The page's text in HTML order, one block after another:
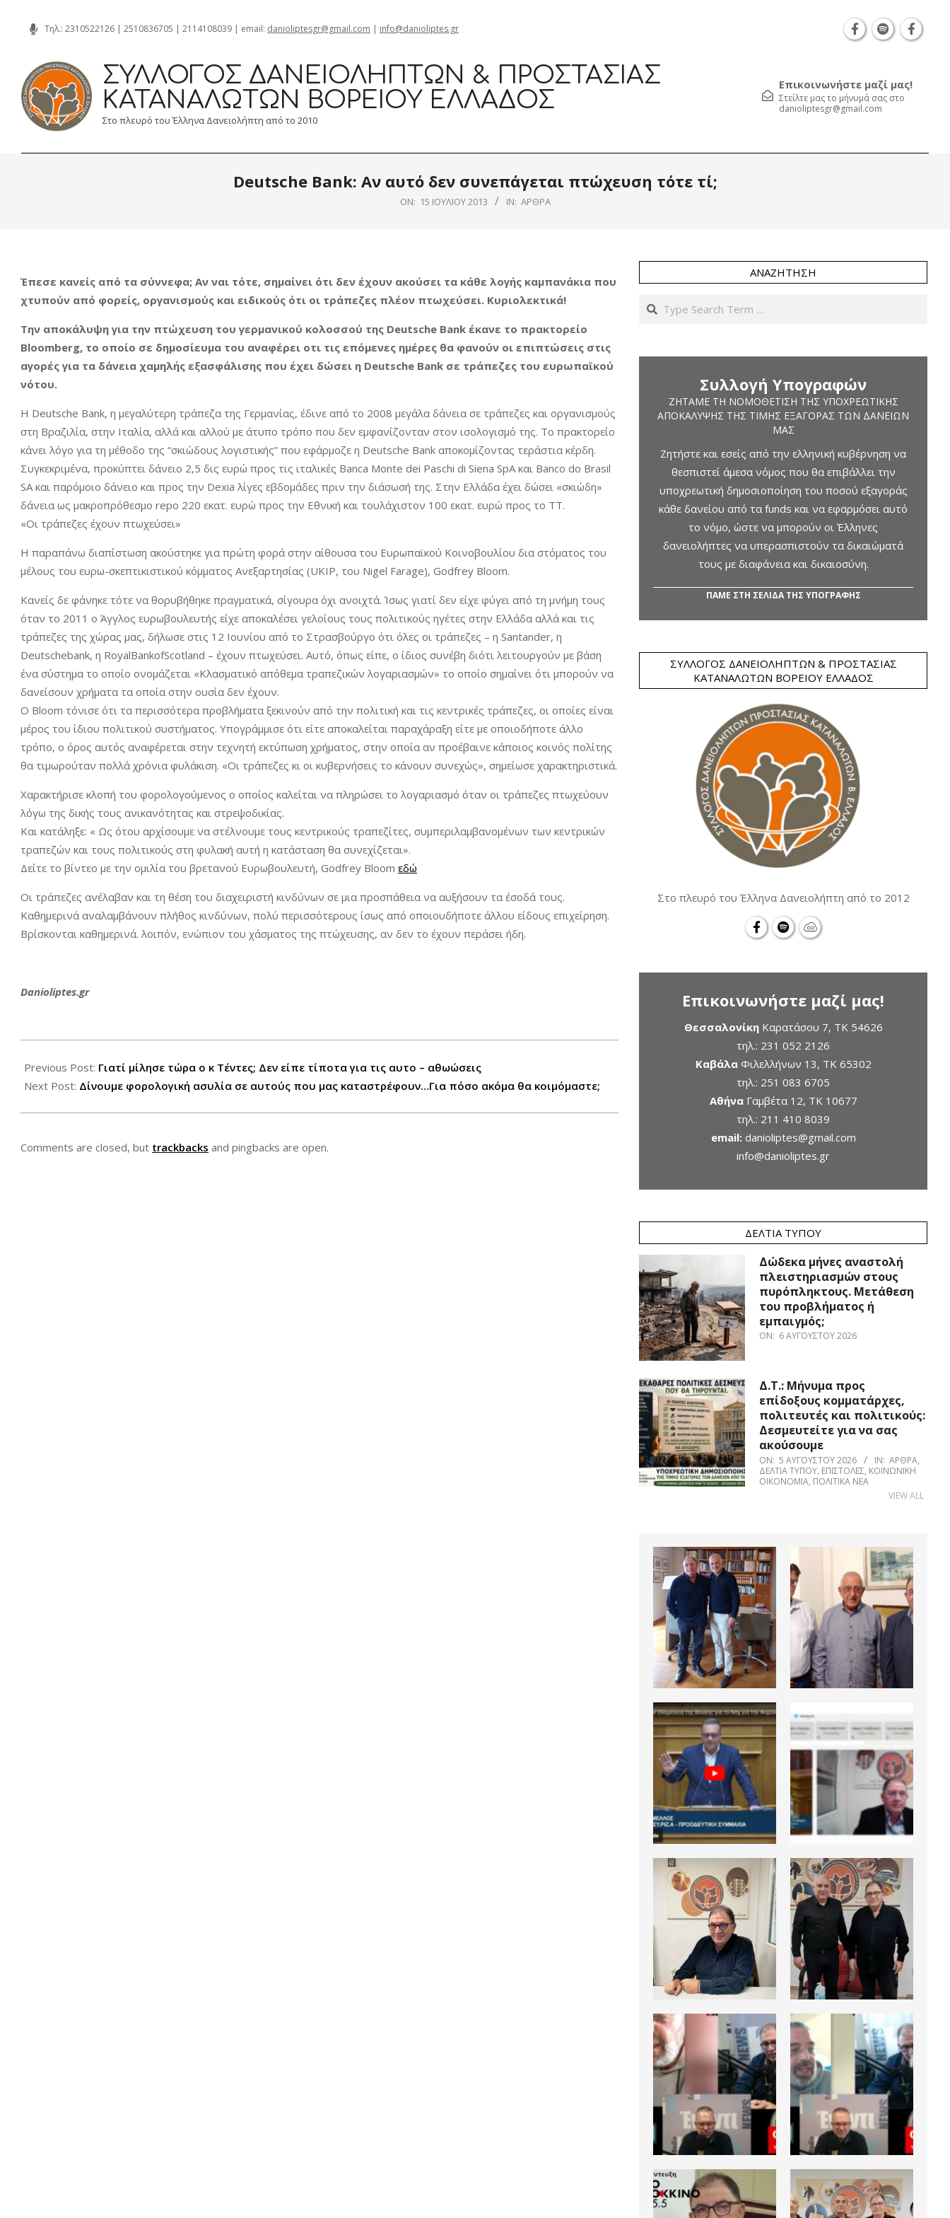
content
Τηλ.: 2310522126 | 2510836705 | 2114108039 | email: danioliptesgr@gmail.com | info@danioliptes.gr
ΣΎΛΛΟΓΟΣ ΔΑΝΕΙΟΛΗΠΤΏΝ & ΠΡΟΣΤΑΣΊΑΣ
ΚΑΤΑΝΑΛΩΤΏΝ ΒΟΡΕΊΟΥ ΕΛΛΆΔΟΣ
Στο πλευρό του Έλληνα Δανειολήπτη από το 2010
Επικοινωνήστε μαζί μας!
Στείλτε μας το μήνυμά σας στο
danioliptesgr@gmail.com
Deutsche Bank: Αν αυτό δεν συνεπάγεται πτώχευση τότε τί;
ON: 15 ΙΟΥΛΊΟΥ 2013 IN: ΆΡΘΡΑ
Έπεσε κανείς από τα σύννεφα; Αν ναι τότε, σημαίνει ότι δεν έχουν ακούσει τα κάθε λογής καμπανάκια που
χτυπούν από φορείς, οργανισμούς και ειδικούς ότι οι τράπεζες πλέον πτωχεύσει. Κυριολεκτικά!
Την αποκάλυψη για την πτώχευση του γερμανικού κολοσσού της Deutsche Bank έκανε το πρακτορείο
Bloomberg, το οποίο σε δημοσίευμα του αναφέρει οτι τις επόμενες ημέρες θα φανούν οι επιπτώσεις στις
αγορές για τα δάνεια χαμηλής εξασφάλισης που έχει δώσει η Deutsche Bank σε τράπεζες του ευρωπαϊκού
νότου.
Η Deutsche Bank, η μεγαλύτερη τράπεζα της Γερμανίας, έδινε από το 2008 μεγάλα δάνεια σε τράπεζες και οργανισμούς
στη Βραζιλία, στην Ιταλία, αλλά και αλλού με άτυπο τρόπο που δεν εμφανίζονταν στον ισολογισμό της. Το πρακτορείο
κάνει λόγο για τη μέθοδο της “σκιώδους λογιστικής” που εφάρμοζε η Deutsche Bank αποκομίζοντας τεράστια κέρδη.
Συγκεκριμένα, προκύπτει δάνειο 2,5 δις ευρώ προς τις ιταλικές Banca Monte dei Paschi di Siena SpA και Banco do Brasil
SA και παρόμοιο δάνειο και προς την Dexia λίγες εβδομάδες πριν την διάσωσή της. Στην Ελλάδα έχει δώσει «σκιώδη»
δάνεια ως μακροπρόθεσμο repo 220 εκατ. ευρώ προς την Εθνική και τουλάχιστον 100 εκατ. ευρώ προς το ΤΤ.
«Οι τράπεζες έχουν πτωχεύσει»
Η παραπάνω διαπίστωση ακούστηκε για πρώτη φορά στην αίθουσα του Ευρωπαϊκού Κοινοβουλίου δια στόματος του
μέλους του ευρω-σκεπτικιστικού κόμματος Ανεξαρτησίας (UKIP, του Nigel Farage), Godfrey Bloom.
Κανείς δε φάνηκε τότε να θορυβήθηκε πραγματικά, σίγουρα όχι ανοιχτά. Ίσως γιατί δεν είχε φύγει από τη μνήμη τους
όταν το 2011 ο Άγγλος ευρωβουλευτής είχε αποκαλέσει γελοίους τους πολιτικούς ηγέτες στην Ελλάδα αλλά και τις
τράπεζες της χώρας μας, δήλωσε στις 12 Ιουνίου από το Στρασβούργο ότι όλες οι τράπεζες – η Santander, η
Deutschebank, η RoyalBankofScotland – έχουν πτωχεύσει. Αυτό, όπως είπε, ο ίδιος συνέβη διότι λειτουργούν με βάση
ένα σύστημα το οποίο ονομάζεται «Κλασματικό απόθεμα τραπεζικών λογαριασμών» το οποίο σημαίνει ότι μπορούν να
δανείσουν χρήματα τα οποία στην ουσία δεν έχουν.
Ο Bloom τόνισε ότι τα περισσότερα προβλήματα ξεκινούν από την πολιτική και τις κεντρικές τράπεζες, οι οποίες είναι
μέρος του ίδιου πολιτικού συστήματος. Υπογράμμισε ότι είτε αποκαλείται παραχάραξη είτε με οποιοδήποτε άλλο
τρόπο, ο όρος αυτός αναφέρεται στην τεχνητή εκτύπωση χρήματος, στην οποία αν προέβαινε κάποιος κοινός πολίτης
θα τιμωρούταν πολλά χρόνια φυλάκιση. «Οι τράπεζες κι οι κυβερνήσεις το κάνουν συνεχώς», σημείωσε χαρακτηριστικά.
Χαρακτήρισε κλοπή του φορολογούμενος ο οποίος καλείται να πληρώσει το λογαριασμό όταν οι τράπεζες πτωχεύουν
λόγω της δικής τους ανικανότητας και στρεψοδικίας.
Και κατάληξε: « Ως ότου αρχίσουμε να στέλνουμε τους κεντρικούς τραπεζίτες, συμπεριλαμβανομένων των κεντρικών
τραπεζών και τους πολιτικούς στη φυλακή αυτή η κατάσταση θα συνεχίζεται».
Δείτε το βίντεο με την ομιλία του βρετανού Ευρωβουλευτή, Godfrey Bloom εδώ
Οι τράπεζες ανέλαβαν και τη θέση του διαχειριστή κινδύνων σε μια προσπάθεια να αυξήσουν τα έσοδά τους.
Καθημερινά αναλαμβάνουν πλήθος κινδύνων, πολύ περισσότερους ίσως από οποιουδήποτε άλλου είδους επιχείρηση.
Βρίσκονται καθημερινά. λοιπόν, ενώπιον του χάσματος της πτώχευσης, αν δεν το έχουν περάσει ήδη.
Danioliptes.gr
07-
15
Previous Post: Γιατί μίλησε τώρα ο κ Τέντες; Δεν είπε τίποτα για τις αυτο – αθωώσεις
Next Post: Δίνουμε φορολογική ασυλία σε αυτούς που μας καταστρέφουν…Για πόσο ακόμα θα κοιμόμαστε;
Comments are closed, but trackbacks and pingbacks are open.
ΑΝΑΖΉΤΗΣΗ
Search
Συλλογή Υπογραφών
ΖΗΤΆΜΕ ΤΗ ΝΟΜΟΘΈΤΙΣΗ ΤΗΣ ΥΠΟΧΡΕΩΤΙΚΉΣ
ΑΠΟΚΆΛΥΨΗΣ ΤΗΣ ΤΙΜΉΣ ΕΞΑΓΟΡΆΣ ΤΩΝ ΔΑΝΕΊΩΝ
ΜΑΣ
Ζητήστε και εσείς από την ελληνική κυβέρνηση να
θεσπιστεί άμεσα νόμος που θα επιβάλλει την
υποχρεωτική δημοσιοποίηση του ποσού εξαγοράς
κάθε δανείου από τα funds και να εφαρμόσει αυτό
το νόμο, ώστε να μπορούν οι Έλληνες
δανειολήπτες να υπερασπιστούν τα δικαιώματά
τους με διαφάνεια και δικαιοσύνη.
ΠΑΜΕ ΣΤΗ ΣΕΛΙΔΑ ΤΗΣ ΥΠΟΓΡΑΦΗΣ
ΣΎΛΛΟΓΟΣ ΔΑΝΕΙΟΛΗΠΤΏΝ & ΠΡΟΣΤΑΣΊΑΣ
ΚΑΤΑΝΑΛΩΤΏΝ ΒΟΡΕΊΟΥ ΕΛΛΆΔΟΣ
Στο πλευρό του Έλληνα Δανειολήπτη από το 2012
Επικοινωνήστε μαζί μας!
ΘεσσαλονίκηΚαρατάσου 7, TK 54626
τηλ.: 231 052 2126
ΚαβάλαΦιλελλήνων 13, ΤΚ 65302
τηλ.: 251 083 6705
ΑθήναΓαμβέτα 12, ΤΚ 10677
τηλ.: 211 410 8039
email: danioliptes@gmail.com
info@danioliptes.gr
ΔΕΛΤΊΑ ΤΎΠΟΥ
Δώδεκα μήνες αναστολή
πλειστηριασμών στους
πυρόπληκτους. Μετάθεση
του προβλήματος ή
εμπαιγμός;
ON: 6 ΑΥΓΟΎΣΤΟΥ 2026
Δ.Τ.: Μήνυμα προς
επίδοξους κομματάρχες,
πολιτευτές και πολιτικούς:
Δεσμευτείτε για να σας
ακούσουμε
ON: 5 ΑΥΓΟΎΣΤΟΥ 2026 IN: ΆΡΘΡΑ,
ΔΕΛΤΊΑ ΤΎΠΟΥ, ΕΠΙΣΤΟΛΈΣ, ΚΟΙΝΩΝΙΚΉ
ΟΙΚΟΝΟΜΊΑ, ΠΟΛΙΤΙΚΆ ΝΈΑ
VIEW ALL